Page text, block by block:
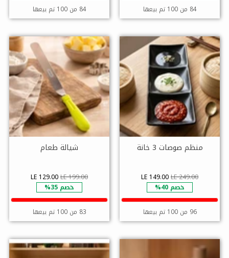
84 من 100 تم بيعها 84 من 100 تم بيعها
منظم صوصات 3 خانة
LE 149.00LE 249.00
خصم 40%
96 من 100 تم بيعها
شيالة طعام
LE 129.00LE 199.00
خصم 35%
83 من 100 تم بيعها